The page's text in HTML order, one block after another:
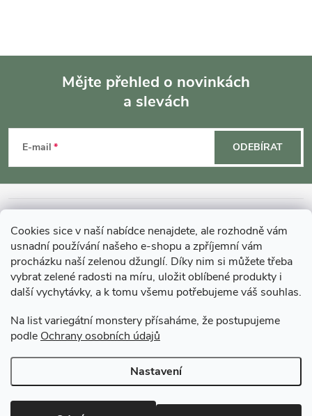
Cookies sice v naší nabídce nenajdete, ale rozhodně vám
usnadní používání našeho e-shopu a zpříjemní vám
procházku naší zelenou džunglí. Díky nim si můžete třeba
vybrat zelené radosti na míru, uložit oblíbené produkty i
další vychytávky, a k tomu všemu potřebujeme váš souhlas.
Na list variegátní monstery přísaháme, že postupujeme
podle Ochrany osobních údajů
Nastavení
p
a
Mějte přehled o novinkách
a slevách
E-mail ODEBÍRAT
MOHLO BY VÁS ZAJÍMAT
O GARDNERS
Gardners Design - Projekt, realizace a údržba zahrad a interiérů
Copyright 2026Gardners-eshop.cz. Všechna práva vyhrazena.Upravit
nastavení cookies